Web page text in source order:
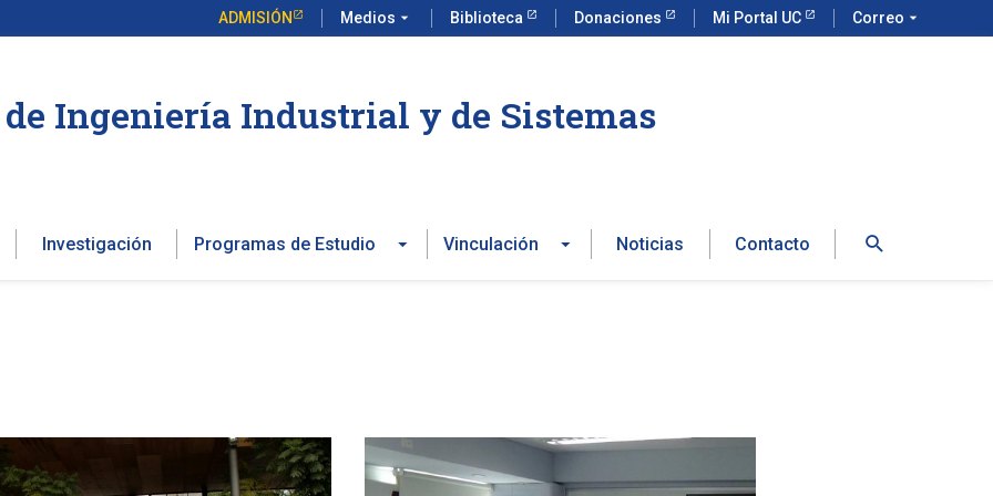
ADMISIÓN Medios arrow_drop_down Biblioteca Donaciones Mi Portal UC Correo arrow_drop_down
Ingeniería Industrial y de Sistemas
Investigación Programas de Estudio Vinculación Noticias Contacto Buscar